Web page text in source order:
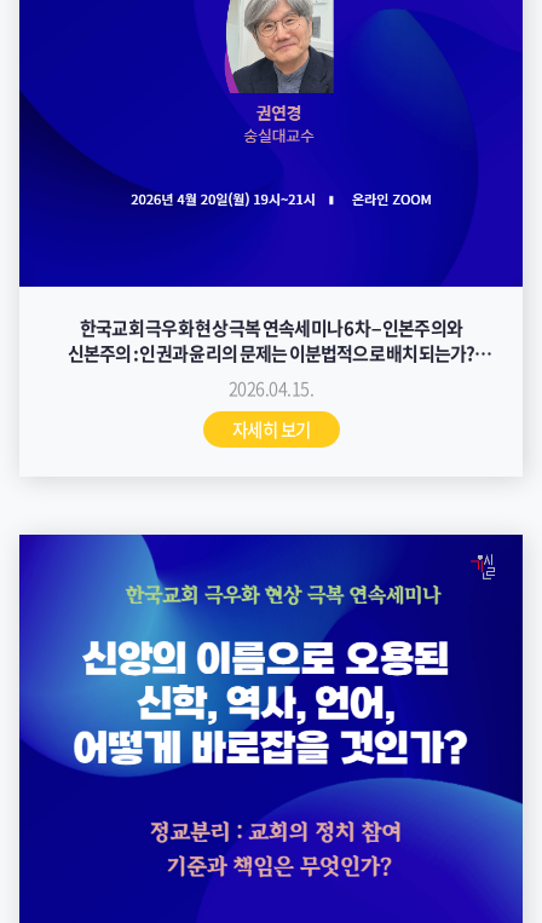
한국교회 극우화 현상 극복 연속세미나 6차 – 인본주의와
신본주의 : 인권과 윤리의 문제는 이분법적으로 배치되는가?
자료집
2026.04.15.
자세히 보기